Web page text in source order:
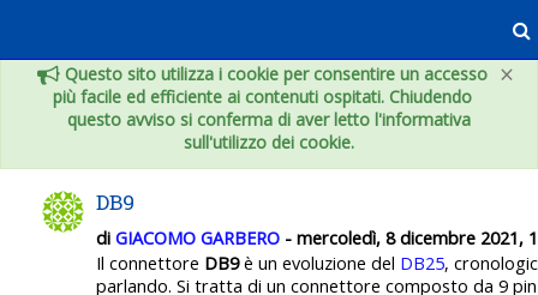
×
Questo sito utilizza i cookie per consentire un accesso
più facile ed efficiente ai contenuti ospitati. Chiudendo
questo avviso si conferma di aver letto l'informativa
sull'utilizzo dei cookie.
DB9
di GIACOMO GARBERO- mercoledì, 8 dicembre 2021,
Il connettore DB9è un evoluzione del DB25,
parlando. Si tratta di un connettore composto da 9